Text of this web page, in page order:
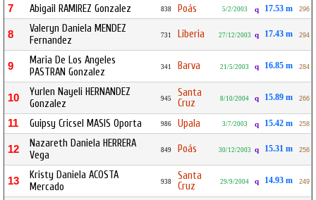
7 Abigail RAMIREZ Gonzalez 838 Poás 5/2/2003 q 17.53 m 296
8
Valeryn Daniela MENDEZ
Fernandez
731 Liberia 27/12/2003 q 17.43 m 294
9
Maria De Los Angeles
PASTRAN Gonzalez
341 Barva 21/5/2003 q 16.85 m 284
10
Yurlen Nayeli HERNANDEZ
Gonzalez
945
Santa
Cruz
8/10/2004 q 15.89 m 266
11 Guipsy Cricsel MASIS Oporta 986 Upala 3/7/2003 q 15.42 m 258
12
Nazareth Daniela HERRERA
Vega
849 Poás 30/12/2003 q 15.31 m 256
13
Kristy Daniela ACOSTA
Mercado
938
Santa
Cruz
29/9/2004 q 14.93 m 249